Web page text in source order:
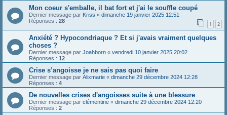
Mon coeur s'emballe, il bat fort et j'ai le souffle coupé
Dernier message par Kriss « dimanche 19 janvier 2025 12:51
Réponses : 28 1 2
Anxiété ? Hypocondriaque ? Et si j'avais vraiment quelques
choses ?
Dernier message par Joahborn « vendredi 10 janvier 2025 20:02
Réponses : 12
Crise s’angoisse je ne sais pas quoi faire
Dernier message par Alixmarie « dimanche 29 décembre 2024 12:28
Réponses : 4
De nouvelles crises d'angoisses suite à une blessure
Dernier message par clémentine « dimanche 29 décembre 2024 12:20
Réponses : 2